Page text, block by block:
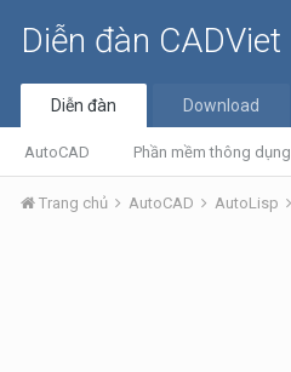
Diễn đàn CADViet
Diễn đàn
AutoCAD Phần mềm thông dụng
Download
Trang chủ AutoCAD AutoLisp